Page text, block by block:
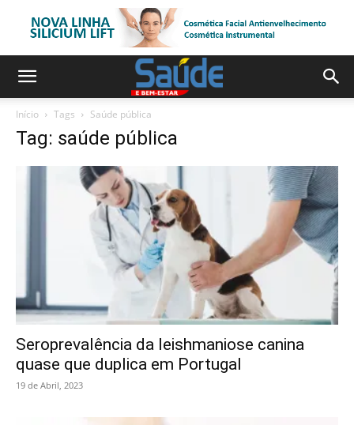
Início Tags Saúde pública
Tag: saúde pública
Seroprevalência da leishmaniose canina
quase que duplica em Portugal
19 de Abril, 2023